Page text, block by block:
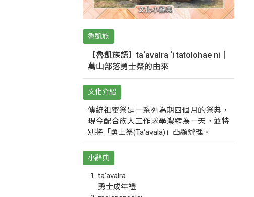
魯凱族
【魯凱族語】ta‘avalra ‘i tatolohae ni｜
萬山部落勇士祭的由來
文化介紹
傳統祖靈祭是一系列為期四個月的祭典，
現今配合族人工作求學濃縮為一天，並特
別將「勇士祭(Ta‘avala)」凸顯辦理。
小辭典
ta‘avalra
勇士成年禮